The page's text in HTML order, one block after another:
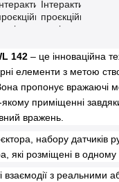
142 – це інноваційна
елементи з метою
пропонує вражаючі
приміщенні
вражень.
набору датчиків
які розміщені в одному
взаємодії з реальними